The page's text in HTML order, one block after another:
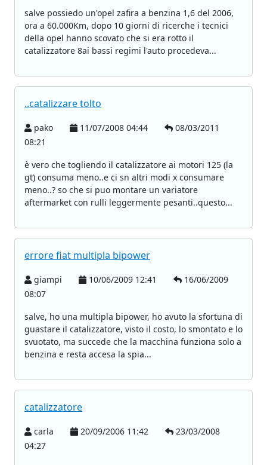
salve possiedo un'opel zafira a benzina 1,6 del 2006,
ora a 60.000Km, dopo 10 giorni di ricerche i tecnici
della opel hanno scovato che si era rotto il
catalizzatore 8ai bassi regimi l'auto procedeva...
..catalizzare tolto
pako 11/07/2008 04:44
08/03/2011
08:21
è vero che togliendo il catalizzatore ai motori 125 (la
gt) consuma meno..e ci sn altri modi x consumare
meno..? so che si puo montare un variatore
aftermarket con rulli leggermente pesanti..questo...
errore fiat multipla bipower
giampi 10/06/2009 12:41
16/06/2009
08:07
salve, ho una multipla bipower, ho avuto la sfortuna di
guastare il catalizzatore, visto il costo, lo smontato e lo
svuotato, ma succede che la macchina funziona solo a
benzina e resta accesa la spia...
catalizzatore
carla 20/09/2006 11:42
23/03/2008
04:27